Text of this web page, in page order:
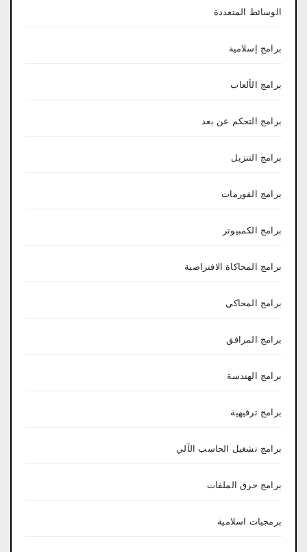
الوسائط المتعددة
برامج إسلامية
برامج الألعاب
برامج التحكم عن بعد
برامج التنزيل
برامج الفورمات
برامج الكمبيوتر
برامج المحاكاة الافتراضية
برامج المحاكي
برامج المرافق
برامج الهندسة
برامج ترفيهية
برامج تشغيل الحاسب الآلي
برامج حرق الملفات
برمجيات اسلامية